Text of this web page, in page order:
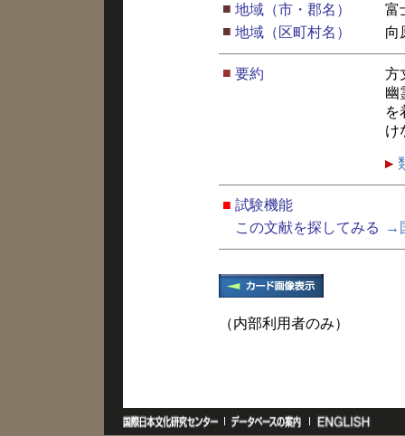
■ 地域（市・郡名）
富
■ 地域（区町村名） 向
■ 要約
方
幽
を
け
■ 試験機能
この文献を探してみる
→
（内部利用者のみ）